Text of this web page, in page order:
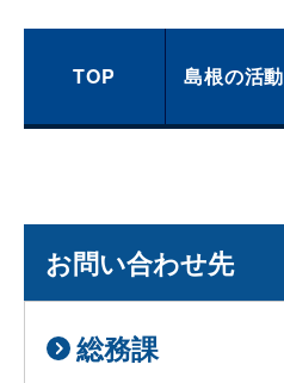
TOP 島根の活動
お問い合わせ先
総務課